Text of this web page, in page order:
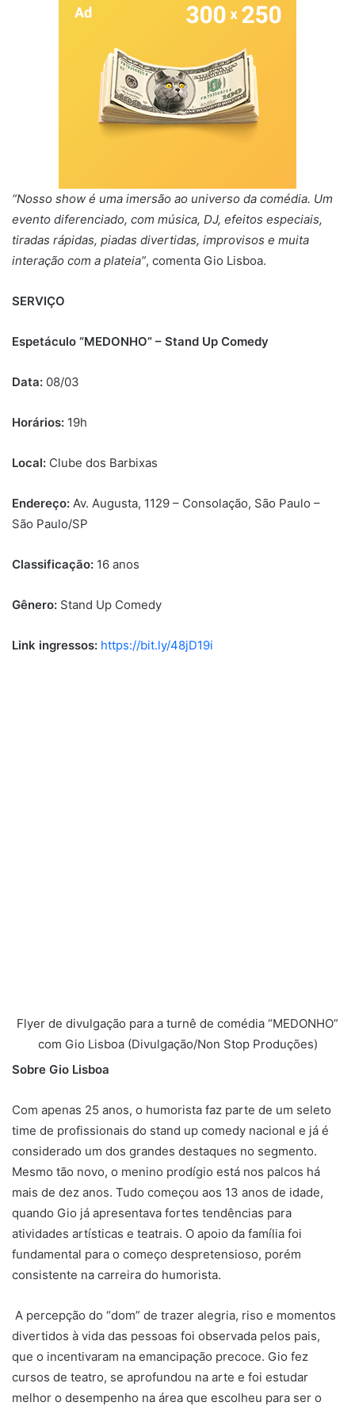
“Nosso show é uma imersão ao universo da comédia. Um
evento diferenciado, com música, DJ, efeitos especiais,
tiradas rápidas, piadas divertidas, improvisos e muita
interação com a plateia”, comenta Gio Lisboa.
SERVIÇO
Espetáculo “MEDONHO” – Stand Up Comedy
Data: 08/03
Horários: 19h
Local: Clube dos Barbixas
Endereço: Av. Augusta, 1129 – Consolação, São Paulo –
São Paulo/SP
Classificação: 16 anos
Gênero: Stand Up Comedy
Link ingressos: https://bit.ly/48jD19i
divertidos à vida das pessoas foi observada pelos pais,
que o incentivaram na emancipação precoce. Gio fez
Em 2013, fez a primeira apresentação em um bar na praia
do Quintão, localizada no Rio Grande do Sul. O show não
atendeu as expectativas, mas serviu para que o jovem
soubesse que aquilo era o que queria fazer pelo resto da
vida. A experiência se tornou uma mola propulsora para a
humor da televisão mundial, o Comedy Central. O
programa foi ao ar em outubro de 2018.
Entre 2014 e 2015, foi convidado para trabalhar como